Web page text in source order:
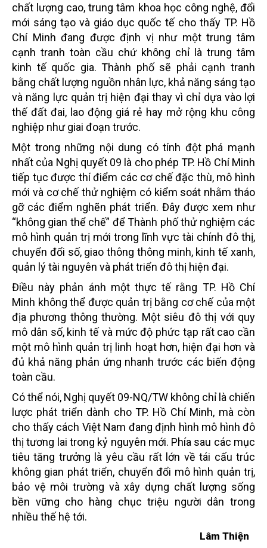
chất lượng cao, trung tâm khoa học công nghệ, đổi
mới sáng tạo và giáo dục quốc tế cho thấy TP. Hồ
Chí Minh đang được định vị như một trung tâm
cạnh tranh toàn cầu chứ không chỉ là trung tâm
kinh tế quốc gia. Thành phố sẽ phải cạnh tranh
bằng chất lượng nguồn nhân lực, khả năng sáng tạo
và năng lực quản trị hiện đại thay vì chỉ dựa vào lợi
thế đất đai, lao động giá rẻ hay mở rộng khu công
nghiệp như giai đoạn trước.
Một trong những nội dung có tính đột phá mạnh
nhất của Nghị quyết 09 là cho phép TP. Hồ Chí Minh
tiếp tục được thí điểm các cơ chế đặc thù, mô hình
mới và cơ chế thử nghiệm có kiểm soát nhằm tháo
gỡ các điểm nghẽn phát triển. Đây được xem như
“không gian thể chế” để Thành phố thử nghiệm các
mô hình quản trị mới trong lĩnh vực tài chính đô thị,
chuyển đổi số, giao thông thông minh, kinh tế xanh,
quản lý tài nguyên và phát triển đô thị hiện đại.
Điều này phản ánh một thực tế rằng TP. Hồ Chí
Minh không thể được quản trị bằng cơ chế của một
địa phương thông thường. Một siêu đô thị với quy
mô dân số, kinh tế và mức độ phức tạp rất cao cần
một mô hình quản trị linh hoạt hơn, hiện đại hơn và
đủ khả năng phản ứng nhanh trước các biến động
toàn cầu.
Có thể nói, Nghị quyết 09-NQ/TW không chỉ là chiến
lược phát triển dành cho TP. Hồ Chí Minh, mà còn
cho thấy cách Việt Nam đang định hình mô hình đô
thị tương lai trong kỷ nguyên mới. Phía sau các mục
tiêu tăng trưởng là yêu cầu rất lớn về tái cấu trúc
không gian phát triển, chuyển đổi mô hình quản trị,
bảo vệ môi trường và xây dựng chất lượng sống
bền vững cho hàng chục triệu người dân trong
nhiều thế hệ tới.
Lâm Thiện